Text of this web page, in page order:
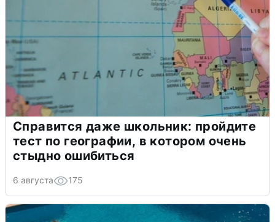
Справится даже школьник: пройдите
тест по географии, в котором очень
стыдно ошибиться
6 августа 175